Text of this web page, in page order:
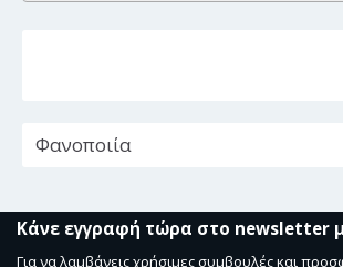
Φανοποιία
Κάνε εγγραφή τώρα στο newsletter
Για να λαμβάνεις χρήσιμες συμβουλές και